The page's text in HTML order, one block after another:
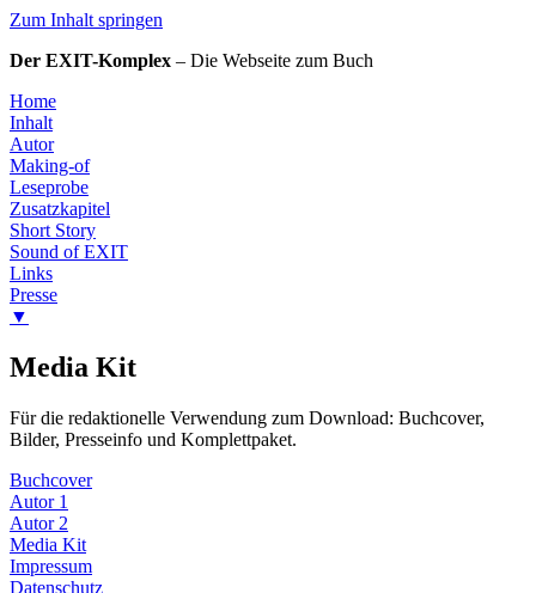
Zum Inhalt springen
Der EXIT-Komplex – Die Webseite zum Buch
Home
Inhalt
Autor
Making-of
Leseprobe
Zusatzkapitel
Short Story
Sound of EXIT
Links
Presse
▼
Media Kit
Für die redaktionelle Verwendung zum Download: Buchcover,
Bilder, Presseinfo und Komplettpaket.
Buchcover
Autor 1
Autor 2
Media Kit
Impressum
Datenschutz